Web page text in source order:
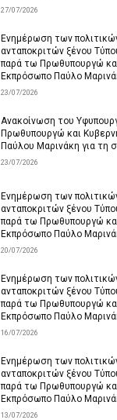
27/07/2026
Ενημέρωση των
ανταποκριτών ξένου
παρά τω Πρωθυπουργώ
Εκπρόσωπο Παύλο
23/07/2026
Ανακοίνωση του
Πρωθυπουργώ και
Παύλου Μαρινάκη για τη
23/07/2026
Ενημέρωση των
ανταποκριτών ξένου
παρά τω Πρωθυπουργώ
Εκπρόσωπο Παύλο
20/07/2026
Ενημέρωση των
ανταποκριτών ξένου
παρά τω Πρωθυπουργώ
Εκπρόσωπο Παύλο
16/07/2026
Ενημέρωση των
ανταποκριτών ξένου
παρά τω Πρωθυπουργώ
Εκπρόσωπο Παύλο
13/07/2026